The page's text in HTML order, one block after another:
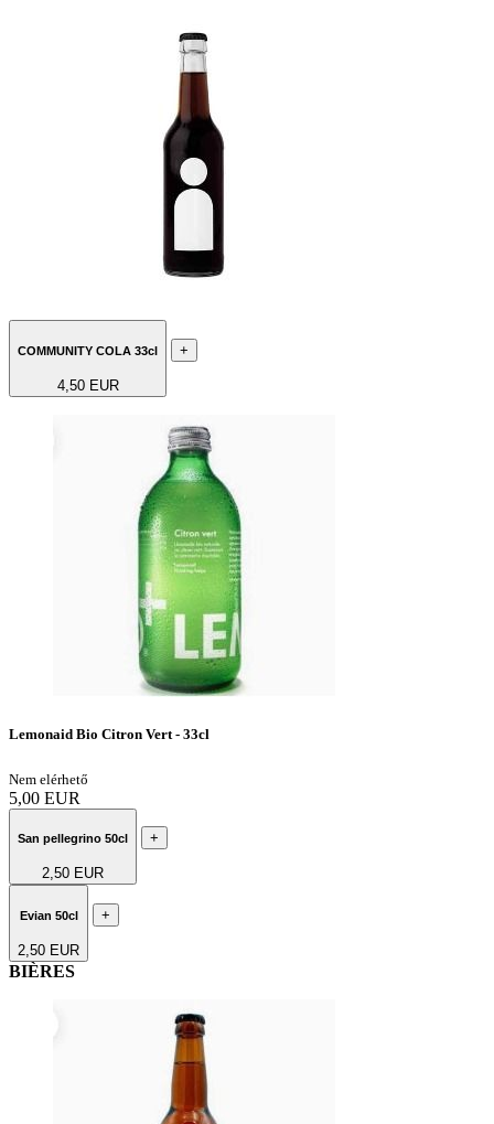
COMMUNITY COLA 33cl
4,50 EUR
+
Lemonaid Bio Citron Vert - 33cl
Nem elérhető
5,00 EUR
San pellegrino 50cl
2,50 EUR
+
Evian 50cl
2,50 EUR
+
BIÈRES